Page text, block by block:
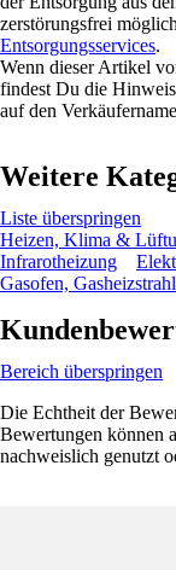
zerstörungsfrei
Entsorgungsservices.
Wenn dieser Artikel
findest Du die
auf den
Weitere
Liste überspringen
Heizen, Klima &
Infrarotheizung
Gasofen,
Bereich überspringen
Die Echtheit der
Bewertungen können
nachweislich genutzt